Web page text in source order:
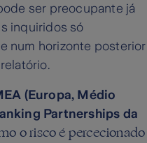
ser preocupante já
inquiridos só
num horizonte posterior
(Europa, Médio
Partnerships da
o risco é percecionado